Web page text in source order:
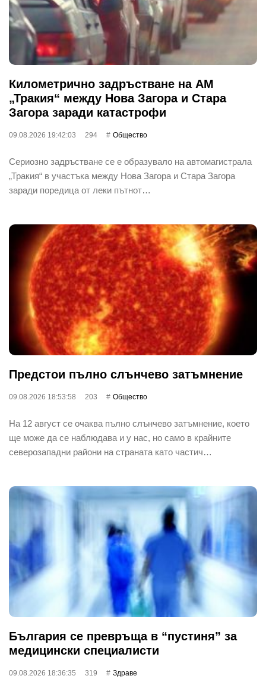
Километрично задръстване на АМ
„Тракия“ между Нова Загора и Стара
Загора заради катастрофи
09.08.2026 19:42:03 294 Общество
Сериозно задръстване се е образувало на автомагистрала
„Тракия“ в участъка между Нова Загора и Стара Загора
заради поредица от леки пътнот…
Предстои пълно слънчево затъмнение
09.08.2026 18:53:58 203 Общество
На 12 август се очаква пълно слънчево затъмнение, което
ще може да се наблюдава и у нас, но само в крайните
северозападни райони на страната като частич…
България се превръща в “пустиня” за
медицински специалисти
09.08.2026 18:36:35 319 Здраве